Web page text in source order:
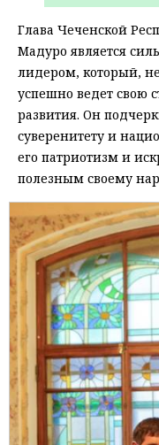
Глава Чеченской
Мадуро является
лидером, который,
успешно ведет свою
развития. Он
суверенитету и
его патриотизм и
полезным своему